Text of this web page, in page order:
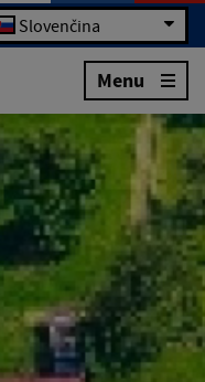
Slovenčina
Menu